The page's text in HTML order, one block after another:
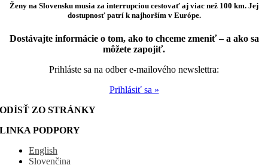
Ženy na Slovensku musia za interrupciou cestovať aj viac než 100 km. Jej
dostupnosť patrí k najhorším v Európe.
Dostávajte informácie o tom, ako to chceme zmeniť – a ako sa
môžete zapojiť.
Prihláste sa na odber e-mailového newslettra:
Prihlásiť sa »
ODÍSŤ ZO STRÁNKY
LINKA PODPORY
English
Slovenčina